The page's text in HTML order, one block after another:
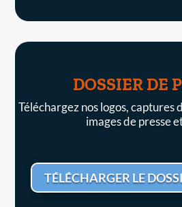
DOSSIER DE
Téléchargez nos logos, captures
images de presse
TÉLÉCHARGER LE